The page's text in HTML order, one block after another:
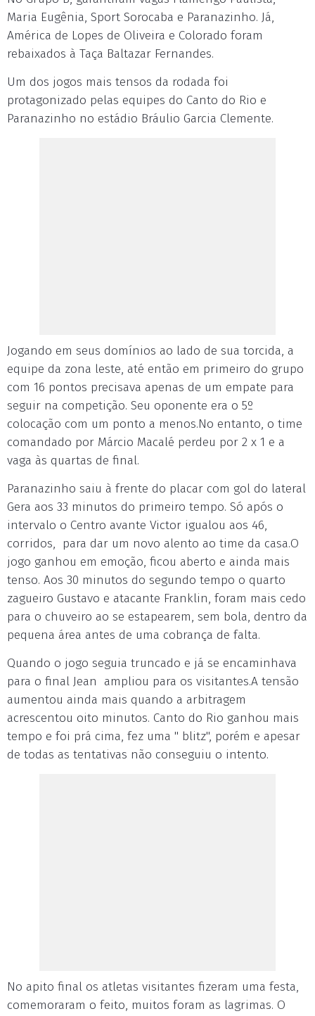
Maria Eugênia, Sport Sorocaba e Paranazinho. Já,
América de Lopes de Oliveira e Colorado foram
rebaixados à Taça Baltazar Fernandes.
Um dos jogos mais tensos da rodada foi
protagonizado pelas equipes do Canto do Rio e
Paranazinho no estádio Bráulio Garcia Clemente.
Jogando em seus domínios ao lado de sua torcida, a
equipe da zona leste, até então em primeiro do grupo
com 16 pontos precisava apenas de um empate para
seguir na competição. Seu oponente era o 5º
colocação com um ponto a menos.No entanto, o time
comandado por Márcio Macalé perdeu por 2 x 1 e a
vaga às quartas de final.
Paranazinho saiu à frente do placar com gol do lateral
Gera aos 33 minutos do primeiro tempo. Só após o
intervalo o Centro avante Victor igualou aos 46,
corridos, para dar um novo alento ao time da casa.O
jogo ganhou em emoção, ficou aberto e ainda mais
tenso. Aos 30 minutos do segundo tempo o quarto
zagueiro Gustavo e atacante Franklin, foram mais cedo
para o chuveiro ao se estapearem, sem bola, dentro da
pequena área antes de uma cobrança de falta.
Quando o jogo seguia truncado e já se encaminhava
para o final Jean ampliou para os visitantes.A tensão
aumentou ainda mais quando a arbitragem
acrescentou oito minutos. Canto do Rio ganhou mais
tempo e foi prá cima, fez uma " blitz", porém e apesar
de todas as tentativas não conseguiu o intento.
No apito final os atletas visitantes fizeram uma festa,
comemoraram o feito, muitos foram as lagrimas. O